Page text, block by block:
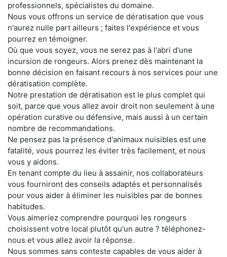
professionnels, spécialistes du domaine.
Nous vous offrons un service de dératisation que vous
n'aurez nulle part ailleurs ; faites l'expérience et vous
pourrez en témoigner.
Où que vous soyez, vous ne serez pas à l'abri d'une
incursion de rongeurs. Alors prenez dès maintenant la
bonne décision en faisant recours à nos services pour une
dératisation complète.
Notre prestation de dératisation est le plus complet qui
soit, parce que vous allez avoir droit non seulement à une
opération curative ou défensive, mais aussi à un certain
nombre de recommandations.
Ne pensez pas la présence d'animaux nuisibles est une
fatalité, vous pourrez les éviter très facilement, et nous
vous y aidons.
En tenant compte du lieu à assainir, nos collaborateurs
vous fourniront des conseils adaptés et personnalisés
pour vous aider à éliminer les nuisibles par de bonnes
habitudes.
Vous aimeriez comprendre pourquoi les rongeurs
choisissent votre local plutôt qu'un autre ? téléphonez-
nous et vous allez avoir la réponse.
Nous sommes sans conteste capables de vous aider à